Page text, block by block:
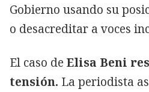
Gobierno usando su
o desacreditar a voces
El caso de Elisa Beni
tensión. La periodista